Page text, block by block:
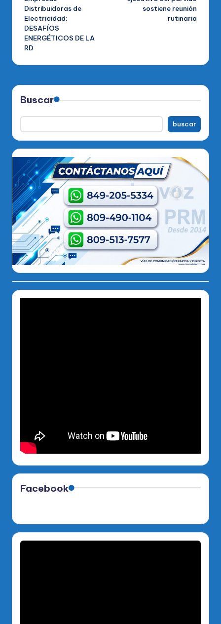
Distribuidoras de
Electricidad:
DESAFÍOS
ENERGÉTICOS DE LA
RD
sostiene reunión
rutinaria
Buscar
buscar
Facebook